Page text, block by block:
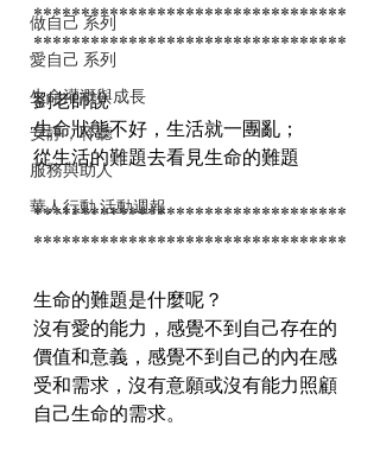
做自己 系列
愛自己 系列
生命灌溉與成長
安靜，聆聽
服務與助人
華人行動 活動週報
*********************************
*********************************
劉老師說
生命狀態不好，生活就一團亂；
從生活的難題去看見生命的難題
*********************************
*********************************
生命的難題是什麼呢？
沒有愛的能力，感覺不到自己存在的
價值和意義，感覺不到自己的內在感
受和需求，沒有意願或沒有能力照顧
自己生命的需求。